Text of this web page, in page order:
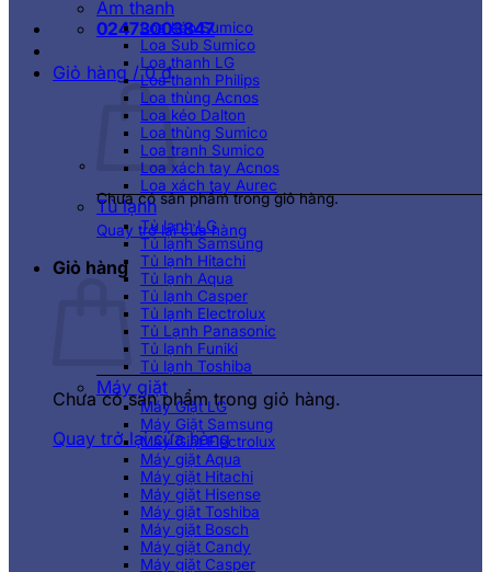
02473003847
Giỏ hàng /0₫
Chưa có sản phẩm trong giỏ hàng.
Quay trở lại cửa hàng
Giỏ hàng
Chưa có sản phẩm trong giỏ hàng.
Quay trở lại cửa hàng
Âm thanh
Loa kéo Sumico
Loa Sub Sumico
Loa thanh LG
Loa thanh Philips
Loa thùng Acnos
Loa kéo Dalton
Loa thùng Sumico
Loa tranh Sumico
Loa xách tay Acnos
Loa xách tay Aurec
Tủ lạnh
Tủ lạnh LG
Tủ lạnh Samsung
Tủ lạnh Hitachi
Tủ lạnh Aqua
Tủ lạnh Casper
Tủ lạnh Electrolux
Tủ Lạnh Panasonic
Tủ lạnh Funiki
Tủ lạnh Toshiba
Máy giặt
Máy Giặt LG
Máy Giặt Samsung
Máy Giặt Electrolux
Máy giặt Aqua
Máy giặt Hitachi
Máy giặt Hisense
Máy giặt Toshiba
Máy giặt Bosch
Máy giặt Candy
Máy giặt Casper